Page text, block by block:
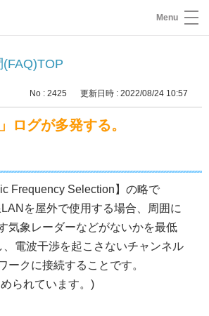
Menu
No : 2425 更新日時 : 2022/08/24 10:57
ログが多発する。
Frequency Selection】の略で
を屋外で使用する場合、周囲に
気象レーダーなどがないかを最低
、電波干渉を起こさないチャンネル
ークに接続することです。
られています。)